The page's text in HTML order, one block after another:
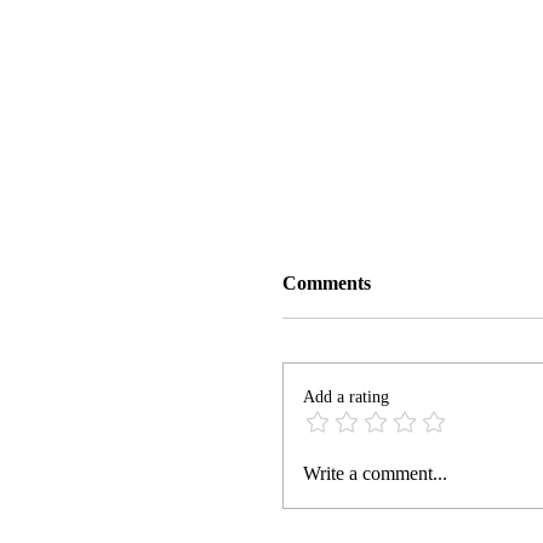
ITALI | DREJTUESI I
Comments
Add a rating
Write a comment...